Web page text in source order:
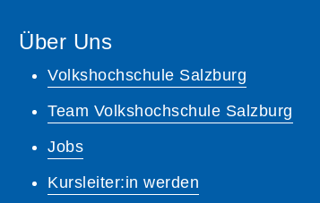
Über Uns
Volkshochschule Salzburg
Team Volkshochschule Salzburg
Jobs
Kursleiter:in werden